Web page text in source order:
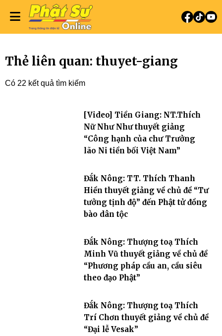
Thẻ liên quan: thuyet-giang
Có 22 kết quả tìm kiếm
[Video] Tiền Giang: NT.Thích
Nữ Như Như thuyết giảng
“Công hạnh của chư Trưởng
lão Ni tiền bối Việt Nam”
Đắk Nông: TT. Thích Thanh
Hiền thuyết giảng về chủ đề “Tư
tưởng tịnh độ” đến Phật tử đồng
bào dân tộc
Đắk Nông: Thượng toạ Thích
Minh Vũ thuyết giảng về chủ đề
“Phương pháp cầu an, cầu siêu
theo đạo Phật”
Đắk Nông: Thượng toạ Thích
Trí Chơn thuyết giảng về chủ đề
“Đại lễ Vesak”